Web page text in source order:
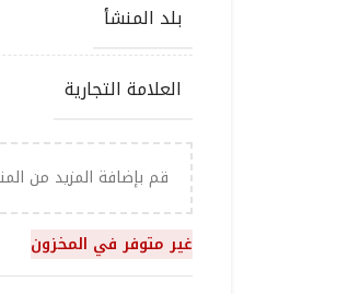
بلد المنشأ
العلامة التجارية
قم بإضافة المزيد من
غير متوفر في المخزون